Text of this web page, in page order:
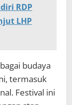
RDP
LHP
budaya
termasuk
Festival ini